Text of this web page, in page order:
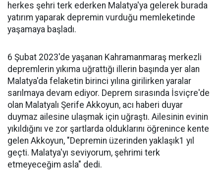
herkes şehri terk ederken Malatya'ya gelerek burada
yatırım yaparak depremin vurduğu memleketinde
yaşamaya başladı.
6 Şubat 2023'de yaşanan Kahramanmaraş merkezli
depremlerin yıkıma uğrattığı illerin başında yer alan
Malatya'da felaketin birinci yılına girilirken yaralar
sarılmaya devam ediyor. Deprem sırasında İsviçre'de
olan Malatyalı Şerife Akkoyun, acı haberi duyar
duymaz ailesine ulaşmak için uğraştı. Ailesinin evinin
yıkıldığını ve zor şartlarda olduklarını öğrenince kente
gelen Akkoyun, "Depremin üzerinden yaklaşık1 yıl
geçti. Malatya'yı seviyorum, şehrimi terk
etmeyeceğim asla" dedi.